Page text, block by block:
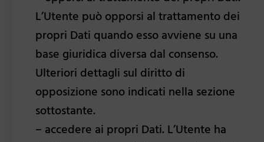
L’Utente può opporsi al trattamento dei
propri Dati quando esso avviene su una
base giuridica diversa dal consenso.
Ulteriori dettagli sul diritto di
opposizione sono indicati nella sezione
sottostante.
– accedere ai propri Dati. L’Utente ha